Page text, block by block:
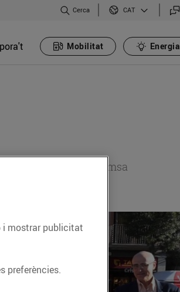
Cerca CAT
Mobilitat Energia
de la secció de premsa
i mostrar publicitat
preferències.